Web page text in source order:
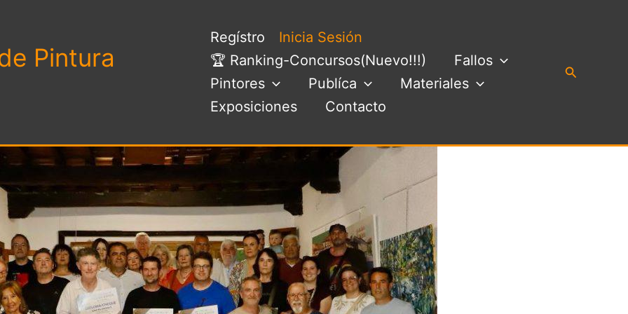
Pintura
Regístro
Inicia Sesión
🏆 Ranking-Concursos(Nuevo!!!)
Fallos
Pintores
Publíca
Materiales
Exposiciones
Contacto
Buscar